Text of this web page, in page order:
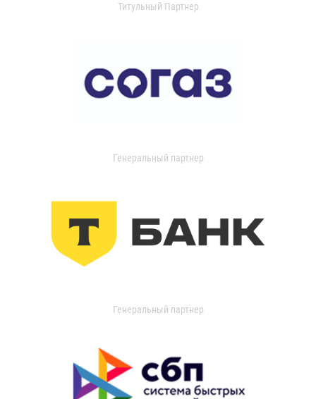
Титульный Партнер
Генеральный партнер
Генеральный партнер